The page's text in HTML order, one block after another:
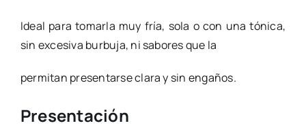
Ideal para tomarla muy fría, sola o con una tónica,
sin excesiva burbuja, ni sabores que la
permitan presentarse clara y sin engaños.
Presentación